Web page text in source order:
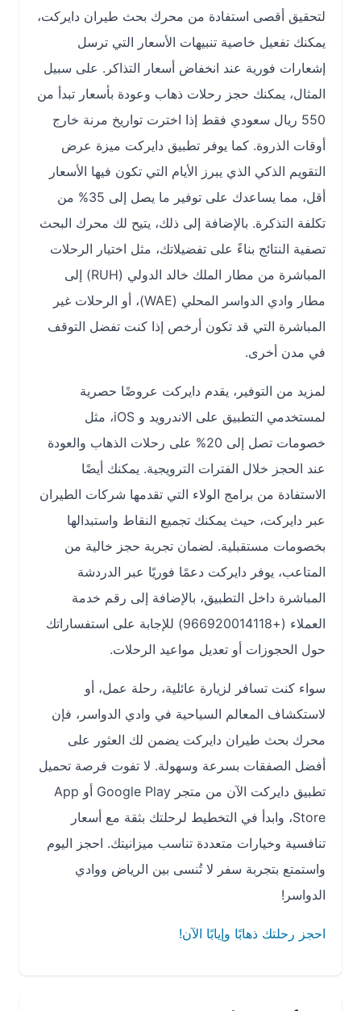
لتحقيق أقصى استفادة من محرك بحث طيران دايركت،
يمكنك تفعيل خاصية تنبيهات الأسعار التي ترسل
إشعارات فورية عند انخفاض أسعار التذاكر. على سبيل
المثال، يمكنك حجز رحلات ذهاب وعودة بأسعار تبدأ من
550 ريال سعودي فقط إذا اخترت تواريخ مرنة خارج
أوقات الذروة. كما يوفر تطبيق دايركت ميزة عرض
التقويم الذكي الذي يبرز الأيام التي تكون فيها الأسعار
أقل، مما يساعدك على توفير ما يصل إلى 35% من
تكلفة التذكرة. بالإضافة إلى ذلك، يتيح لك محرك البحث
تصفية النتائج بناءً على تفضيلاتك، مثل اختيار الرحلات
المباشرة من مطار الملك خالد الدولي (RUH) إلى
مطار وادي الدواسر المحلي (WAE)، أو الرحلات غير
المباشرة التي قد تكون أرخص إذا كنت تفضل التوقف
في مدن أخرى.
لمزيد من التوفير، يقدم دايركت عروضًا حصرية
لمستخدمي التطبيق على الاندرويد و iOS، مثل
خصومات تصل إلى 20% على رحلات الذهاب والعودة
عند الحجز خلال الفترات الترويجية. يمكنك أيضًا
الاستفادة من برامج الولاء التي تقدمها شركات الطيران
عبر دايركت، حيث يمكنك تجميع النقاط واستبدالها
بخصومات مستقبلية. لضمان تجربة حجز خالية من
المتاعب، يوفر دايركت دعمًا فوريًا عبر الدردشة
المباشرة داخل التطبيق، بالإضافة إلى رقم خدمة
العملاء (+966920014118) للإجابة على استفساراتك
حول الحجوزات أو تعديل مواعيد الرحلات.
سواء كنت تسافر لزيارة عائلية، رحلة عمل، أو
لاستكشاف المعالم السياحية في وادي الدواسر، فإن
محرك بحث طيران دايركت يضمن لك العثور على
أفضل الصفقات بسرعة وسهولة. لا تفوت فرصة تحميل
تطبيق دايركت الآن من متجر Google Play أو App
Store، وابدأ في التخطيط لرحلتك بثقة مع أسعار
تنافسية وخيارات متعددة تناسب ميزانيتك. احجز اليوم
واستمتع بتجربة سفر لا تُنسى بين الرياض ووادي
الدواسر!
احجز رحلتك ذهابًا وإيابًا الآن!